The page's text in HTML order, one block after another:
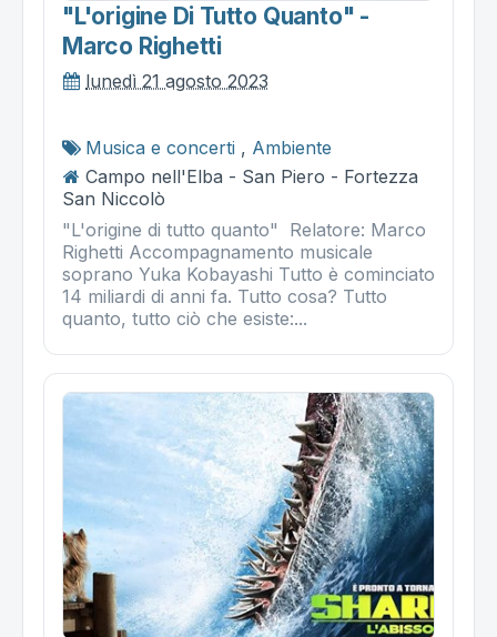
"l'origine Di Tutto Quanto" -
Marco Righetti
lunedì 21 agosto 2023
Musica e concerti , Ambiente
Campo nell'Elba - San Piero - Fortezza
San Niccolò
"L'origine di tutto quanto" Relatore: Marco
Righetti Accompagnamento musicale
soprano Yuka Kobayashi Tutto è cominciato
14 miliardi di anni fa. Tutto cosa? Tutto
quanto, tutto ciò che esiste:...